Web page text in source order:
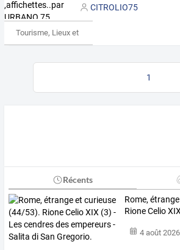
CITROLIO75
Tourisme, Lieux et Événements
1
Récents
Rome, étrange
RioneCelioXIX
4 août 2026